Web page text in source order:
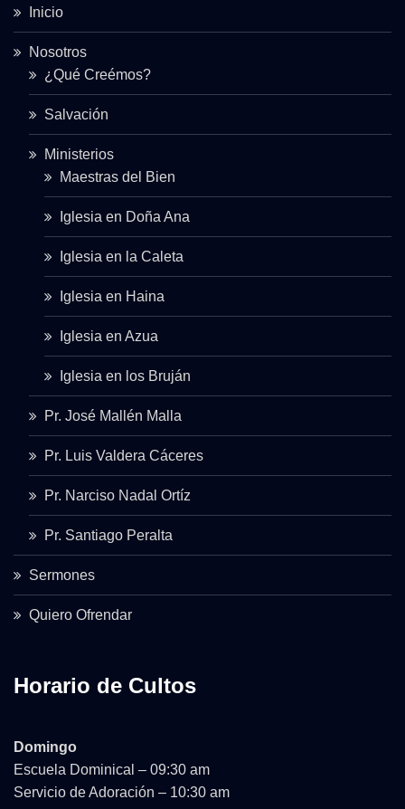
Inicio
Nosotros
¿Qué Creémos?
Salvación
Ministerios
Maestras del Bien
Iglesia en Doña Ana
Iglesia en la Caleta
Iglesia en Haina
Iglesia en Azua
Iglesia en los Bruján
Pr. José Mallén Malla
Pr. Luis Valdera Cáceres
Pr. Narciso Nadal Ortíz
Pr. Santiago Peralta
Sermones
Quiero Ofrendar
Horario de Cultos
Domingo
Escuela Dominical – 09:30 am
Servicio de Adoración – 10:30 am